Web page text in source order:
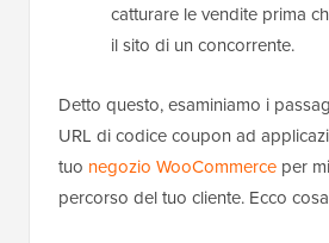
catturare le vendite prima
il sito di un concorrente.
Detto questo, esaminiamo i
URL di codice coupon ad
tuo negozio WooCommerce per
percorso del tuo cliente. Ecco